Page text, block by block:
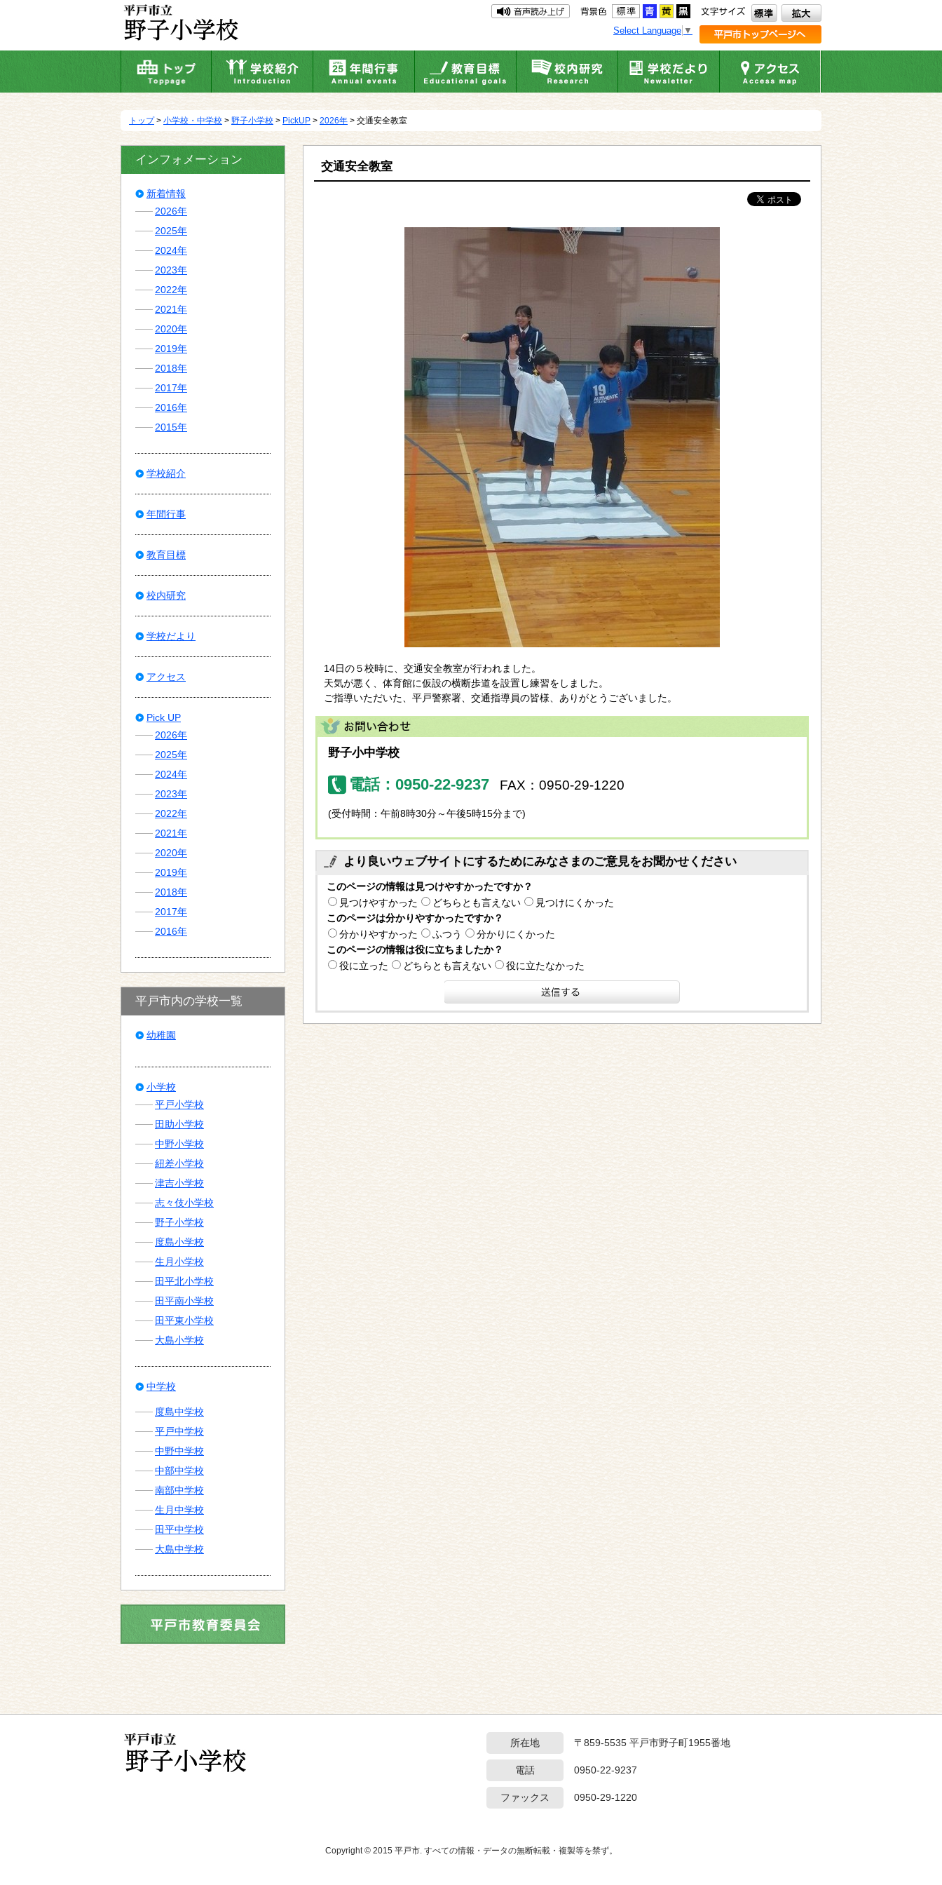
動
Select Language ▼
トップ> 小学校・中学校 > 野子小学校 > PickUP > 2026年 > 交通安全教室
交通安全教室
14日の５校時に、交通安全教室が行われました。
天気が悪く、体育館に仮設の横断歩道を設置し練習をしました。
ご指導いただいた、平戸警察署、交通指導員の皆様、ありがとうございました。
野子小中学校
電話：0950-22-9237 FAX：0950-29-1220
(受付時間：午前8時30分～午後5時15分まで)
より良いウェブサイトにするためにみなさまのご意見をお聞かせください
このページの情報は見つけやすかったですか？
見つけやすかった
どちらとも言えない
見つけにくかった
このページは分かりやすかったですか？
分かりやすかった
ふつう
分かりにくかった
このページの情報は役に立ちましたか？
役に立った
どちらとも言えない 役に立たなかった
インフォメーション
新着情報
2026年
2025年
2024年
2023年
2022年
2021年
2020年
2019年
2018年
2017年
2016年
2015年
学校紹介
年間行事
教育目標
校内研究
学校だより
アクセス
Pick UP
2026年
2025年
2024年
2023年
2022年
2021年
2020年
2019年
2018年
2017年
2016年
平戸市内の学校一覧
幼稚園
小学校
平戸小学校
田助小学校
中野小学校
紐差小学校
津吉小学校
志々伎小学校
野子小学校
度島小学校
生月小学校
田平北小学校
田平南小学校
田平東小学校
大島小学校
中学校
度島中学校
平戸中学校
中野中学校
中部中学校
南部中学校
生月中学校
田平中学校
大島中学校
所在地 〒859-5535 平戸市野子町1955番地
電話 0950-22-9237
ファックス 0950-29-1220
Copyright © 2015 平戸市. すべての情報・データの無断転載・複製等を禁ず。